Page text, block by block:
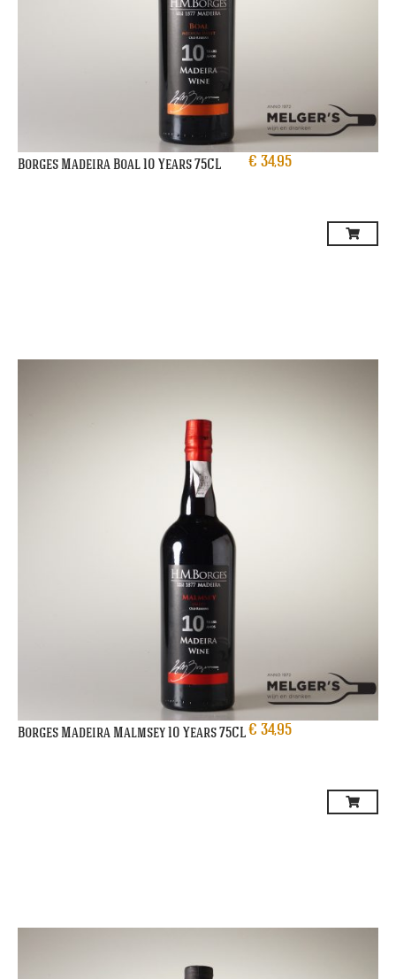
Borges Madeira Boal 10 Years 75CL € 34,95
Borges Madeira Malmsey 10 Years 75CL€ 34,95